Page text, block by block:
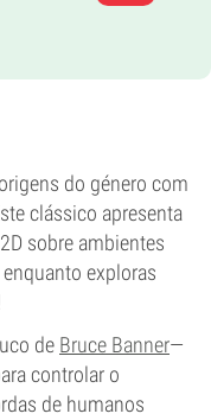
do género com
clássico apresenta
sobre ambientes
exploras
de Bruce Banner—
controlar o
de humanos